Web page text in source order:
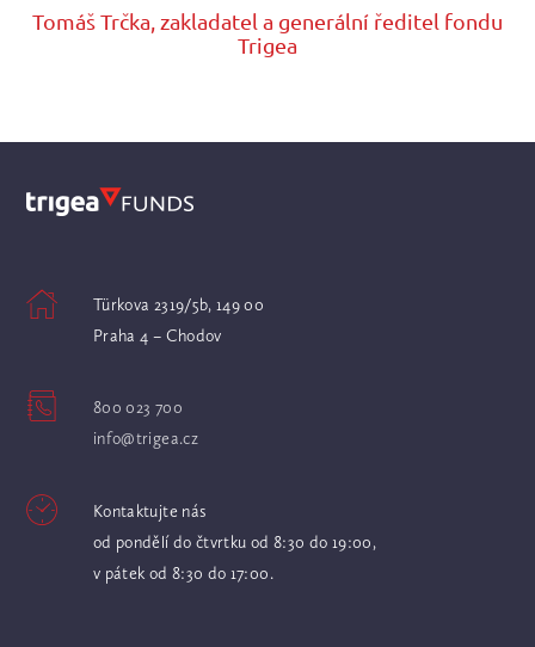
Tomáš Trčka, zakladatel a generální ředitel fondu
Trigea
Türkova 2319/5b, 149 00
Praha 4 – Chodov
800 023 700
info@trigea.cz
Kontaktujte nás
od pondělí do čtvrtku od 8:30 do 19:00,
v pátek od 8:30 do 17:00.